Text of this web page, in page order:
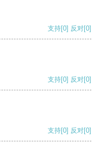
支持[0] 反对[0]
支持[0] 反对[0]
支持[0] 反对[0]